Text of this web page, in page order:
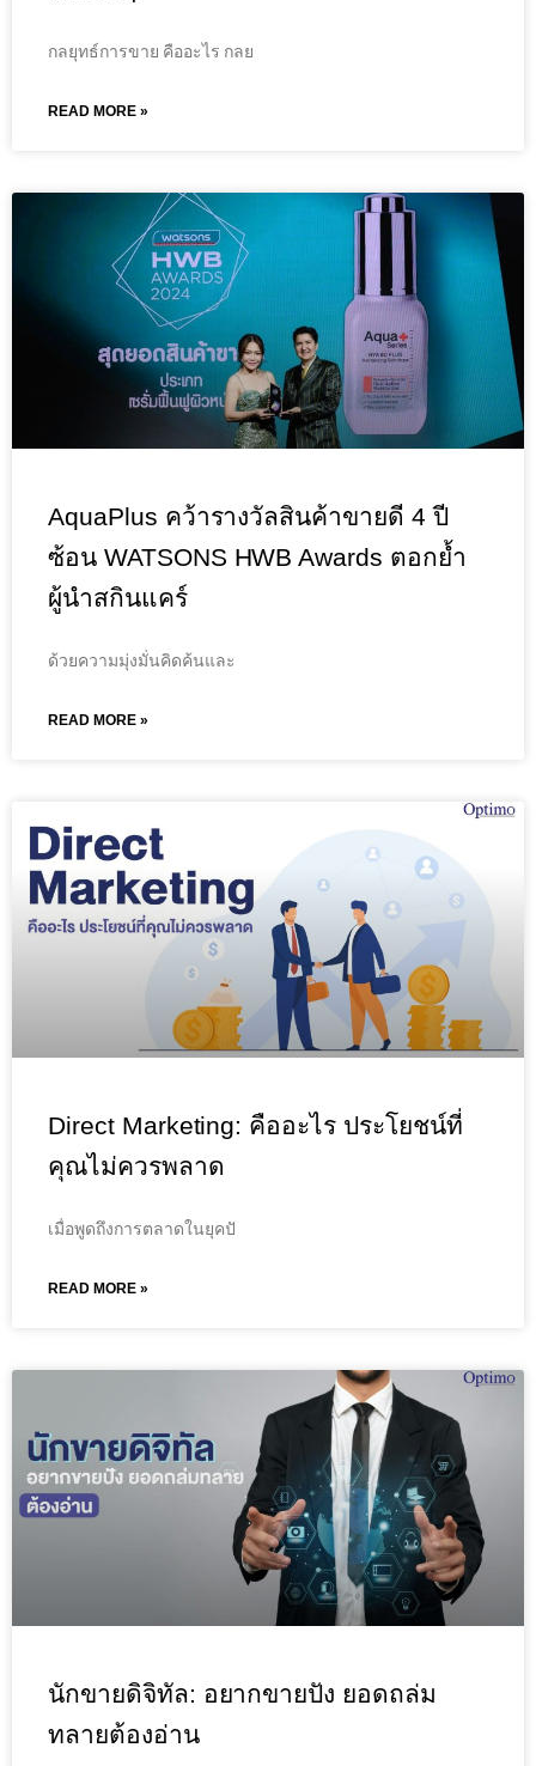
กลยุทธ์การขาย คืออะไร กลย
READ MORE »
AquaPlus คว้ารางวัลสินค้าขายดี 4 ปี
ซ้อน WATSONS HWB Awards ตอกย้ำ
ผู้นำสกินแคร์
ด้วยความมุ่งมั่นคิดค้นและ
READ MORE »
Direct Marketing: คืออะไร ประโยชน์ที่
คุณไม่ควรพลาด
เมื่อพูดถึงการตลาดในยุคปั
READ MORE »
นักขายดิจิทัล: อยากขายปัง ยอดถล่ม
ทลายต้องอ่าน